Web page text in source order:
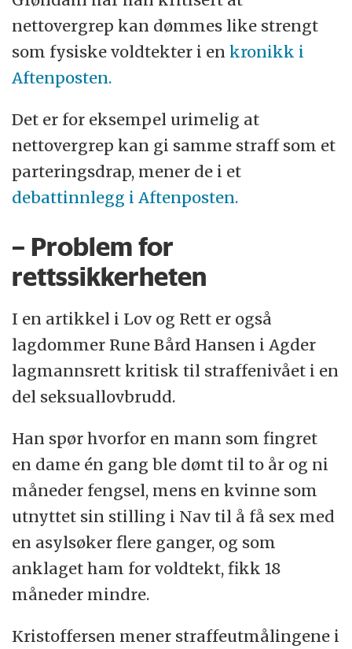
nettovergrep kan dømmes like strengt
som fysiske voldtekter i enkronikk i
Aftenposten.
Det er for eksempel urimelig at
nettovergrep kan gi samme straff som et
parteringsdrap, mener de i et
debattinnlegg i Aftenposten.
– Problem for
rettssikkerheten
I en artikkel i Lov og Rett er også
lagdommer Rune Bård Hansen i Agder
lagmannsrett kritisk til straffenivået i en
del seksuallovbrudd.
Han spør hvorfor en mann som fingret
en dame én gang ble dømt til to år og ni
måneder fengsel, mens en kvinne som
utnyttet sin stilling i Nav til å få sex med
en asylsøker flere ganger, og som
anklaget ham for voldtekt, fikk 18
måneder mindre.
Kristoffersen mener straffeutmålingene i